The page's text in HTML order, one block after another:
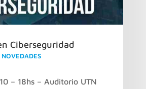
Ciberseguridad
NOVEDADES
– 18hs – Auditorio UTN